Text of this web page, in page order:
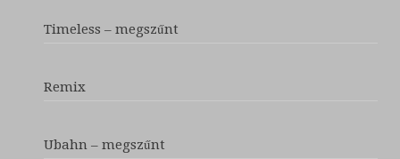
Timeless – megszűnt
Remix
Ubahn – megszűnt